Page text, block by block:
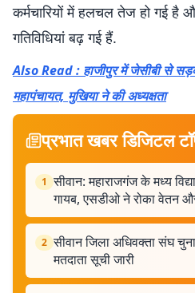
कर्मचारियों में हलचल तेज हो गई है
गतिविधियां बढ़ गई हैं.
Also Read : हाजीपुर में जेसीबी से
महापंचायत, मुखिया ने की अध्यक्षता
प्रभात खबर डिजिटल
1 सीवान: महाराजगंज के मध्य
गायब, एसडीओ ने रोका वेतन
2 सीवान जिला अधिवक्ता संघ
मतदाता सूची जारी